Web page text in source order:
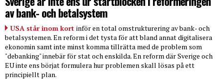
av bank- och betalsystem
USA står inom kort inför en total omstrukturering av bank- och
betalsystemen. En reform i det tysta för att bland annat digitalisera
ekonomin samt inte minst komma tillrätta med de problem som
"debanking" innebär för stat och enskilda. En reform där Sverige och
EU inte ens börjat formulera hur problemen skall lösas på ett
principiellt plan.